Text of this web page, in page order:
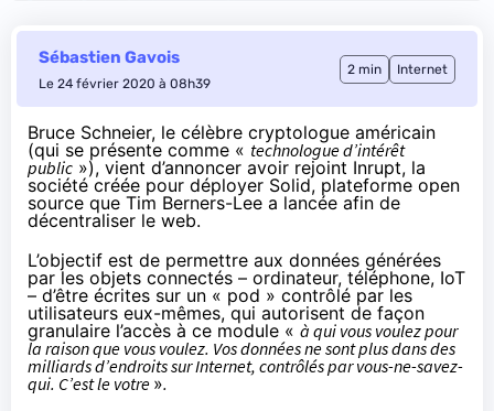
Sébastien Gavois
Le 24 février 2020 à 08h39
2 min Internet
Bruce Schneier, le célèbre cryptologue américain
(qui se présente comme « technologue d’intérêt
public »), vient d’annoncer avoir rejoint Inrupt, la
société créée pour déployer Solid, plateforme open
source que Tim Berners-Lee a lancée afin de
décentraliser le web.
L’objectif est de permettre aux données générées
par les objets connectés – ordinateur, téléphone, IoT
– d’être écrites sur un « pod » contrôlé par les
utilisateurs eux-mêmes, qui autorisent de façon
granulaire l’accès à ce module « à qui vous voulez pour
la raison que vous voulez. Vos données ne sont plus dans des
milliards d’endroits sur Internet, contrôlés par vous-ne-savez-
qui. C’est le votre ».